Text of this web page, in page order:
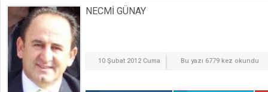
NECMİ GÜNAY
10 Şubat 2012 Cuma Bu yazı 6779 kez okundu